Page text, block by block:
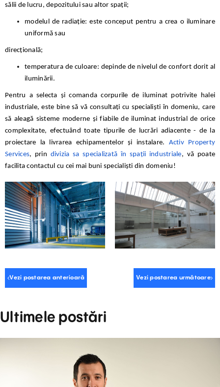
sălii de lucru, depozitului sau altor spații;
modelul de radiație: este conceput pentru a crea o iluminare
uniformă sau
direcțională;
temperatura de culoare: depinde de nivelul de confort dorit al
iluminării.
Pentru a selecta și comanda corpurile de iluminat potrivite halei
industriale, este bine să vă consultați cu specialiști în domeniu, care
să aleagă sisteme moderne și fiabile de iluminat industrial de orice
complexitate, efectuând toate tipurile de lucrări adiacente - de la
proiectare la livrarea echipamentelor și instalare. Activ Property
Services, prin divizia sa specializată în spații industriale, vă poate
facilita contactul cu cei mai buni specialiști din domeniu!
Vezi postarea anterioară Vezi postarea următoare
Ultimele postări